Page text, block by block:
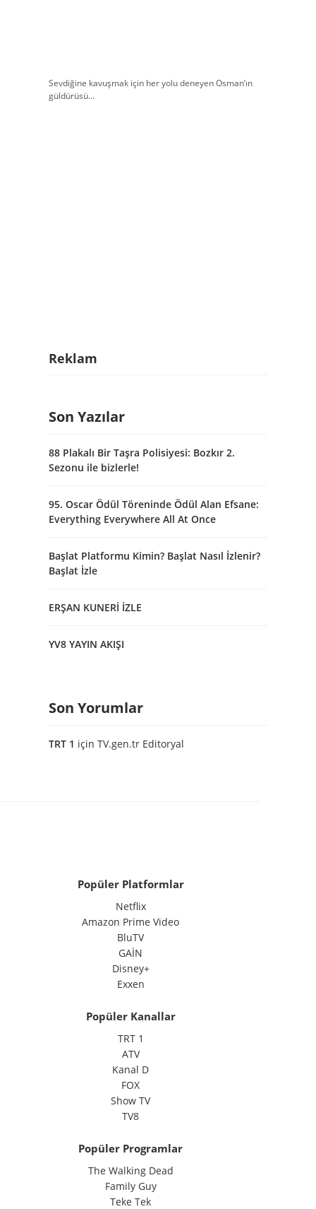
Sevdiğine kavuşmak için her yolu deneyen Osman’ın
güldürüsü…
Reklam
Son Yazılar
88 Plakalı Bir Taşra Polisiyesi: Bozkır 2.
Sezonu ile bizlerle!
95. Oscar Ödül Töreninde Ödül Alan Efsane:
Everything Everywhere All At Once
Başlat Platformu Kimin? Başlat Nasıl İzlenir?
Başlat İzle
ERŞAN KUNERİ İZLE
YV8 YAYIN AKIŞI
Son Yorumlar
TRT 1 için TV.gen.tr Editoryal
Popüler Platformlar
Netflix
Amazon Prime Video
BluTV
GAİN
Disney+
Exxen
Popüler Kanallar
TRT 1
ATV
Kanal D
FOX
Show TV
TV8
Popüler Programlar
The Walking Dead
Family Guy
Teke Tek